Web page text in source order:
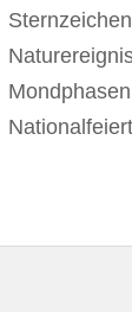
Sternzeichen
Mondphasen